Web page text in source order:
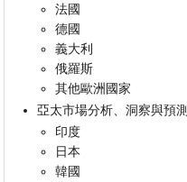
法國
德國
義大利
俄羅斯
其他歐洲國家
亞太市場分析、洞察與預測
印度
日本
韓國